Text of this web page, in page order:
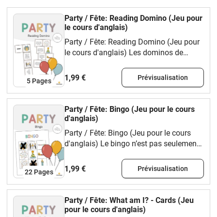
5 Pages
Party / Fête: Reading Domino (Jeu pour
le cours d'anglais)
Party / Fête: Reading Domino (Jeu pour
le cours d'anglais) Les dominos de
renforcer la compréhension écrite et le
vocabulaire en classe de manière
ludique. Ils peuvent être utilisés en
binôme, en ateliers ou en soutien
scolaire. Grâce à leur aspect interactif, ils
rendent l’apprentissage plus amusant et
varié. Il suffit d’imprimer, plastifier et
découper le modèle. Le matériel est
disponible en PDF, PowerPoint et
Keynote. Amusez-vous bien avec le
matériel !Votre équipe vlamingo
1,99 € Prévisualisation
22 Pages
Party / Fête: Bingo (Jeu pour le cours
d'anglais)
Party / Fête: Bingo (Jeu pour le cours
d'anglais) Le bingo n’est pas seulement
de réviser le vocabulaire de manière
ludique Instructions : Les cartes de
vocabulaire découpées (et plastifiées)
sont placées dans un sac.Chaque enfant
reçoit une carte de bingo.Un enfant est
1,99 € Prévisualisation
Party / Fête: What am I? - Cards (Jeu
pour le cours d'anglais)